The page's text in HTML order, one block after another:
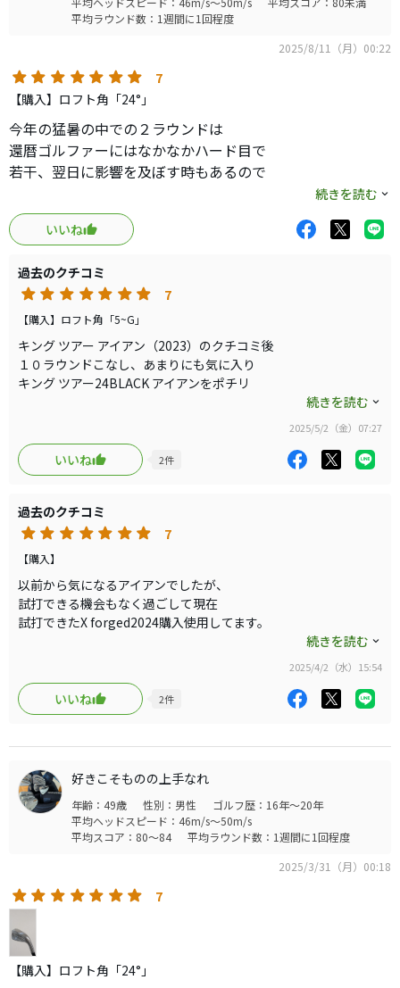
平均ラウンド数：1週間に1回程度
2025/8/11（月）00:22
7
【購入】ロフト角「24°」
今年の猛暑の中での２ラウンドは
還暦ゴルファーにはなかなかハード目で
若干、翌日に影響を及ぼす時もあるので
色々情報・試打繰り返し
MODUS115sからMODUS110X一番手柔らかズラシ
一言で言うと軽硬に仕様変更です。
軽くなることでヘッドスピードも上がり
硬さあまり気にならないので違和感なく
使用出来てます。
続きを読む
いいね
過去のクチコミ
7
【購入】ロフト角「5~G」
キング ツアー アイアン（2023）のクチコミ後
１０ラウンドこなし、あまりにも気に入り
キング ツアー24BLACK アイアンをポチリ
唯一少し気になるのが、フェイスの大きさと
打感だったのですが、
このキング ツアー24BLACK アイアンは
打感も新しいダイヤモンド
ブラックメタル（DBM）仕上げのおかげで
柔らか目になり、よりお気に入りになりました
これは、是非とも機会ありましたら
試打して欲しいアイアンセットです。
続きを読む
2025/5/2（金）07:27
いいね 2件
過去のクチコミ
7
【購入】
以前から気になるアイアンでしたが、
試打できる機会もなく過ごして現在
試打できたX forged2024購入使用してます。
まあ、一言言うと楽。更に言うと打感そこそこで
スピン量も適正・方向性も良い。
続きを読む
2025/4/2（水）15:54
いいね 2件
好きこそものの上手なれ
年齢：49歳 性別：男性
ゴルフ歴：16年～20年
平均ヘッドスピード：46m/s～50m/s
平均スコア：80～84
平均ラウンド数：1週間に1回程度
2025/3/31（月）00:18
7
【購入】ロフト角「24°」